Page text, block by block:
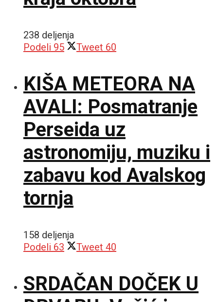
238 deljenja
Podeli 95 Tweet 60
KIŠA METEORA NA
AVALI: Posmatranje
Perseida uz
astronomiju, muziku i
zabavu kod Avalskog
tornja
158 deljenja
Podeli 63 Tweet 40
SRDAČAN DOČEK U